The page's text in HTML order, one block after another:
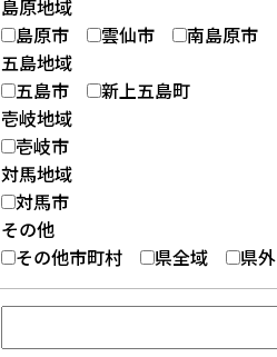
島原地域
島原市
雲仙市
南島原市
五島地域
五島市
新上五島町
壱岐地域
壱岐市
対馬地域
対馬市
その他
その他市町村
県全域 県外